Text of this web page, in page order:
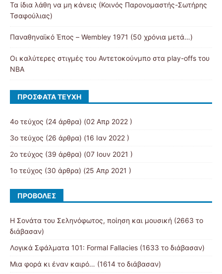
Τα ίδια λάθη να μη κάνεις (Κοινός Παρονομαστής-Σωτήρης
Τσαφούλιας)
Παναθηναϊκό Έπος – Wembley 1971 (50 χρόνια μετά…)
Οι καλύτερες στιγμές του Αντετοκούνμπο στα play-offs του
NBA
ΠΡΌΣΦΑΤΑ ΤΕΎΧΗ
4ο τεύχος (24 άρθρα) (02 Απρ 2022 )
3ο τεύχος (26 άρθρα) (16 Ιαν 2022 )
2ο τεύχος (39 άρθρα) (07 Ιουν 2021 )
1ο τεύχος (30 άρθρα) (25 Απρ 2021 )
ΠΡΟΒΟΛΈΣ
Η Σονάτα του Σεληνόφωτος, ποίηση και μουσική (2663 το
διάβασαν)
Λογικά Σφάλματα 101: Formal Fallacies (1633 το διάβασαν)
Μια φορά κι έναν καιρό… (1614 το διάβασαν)